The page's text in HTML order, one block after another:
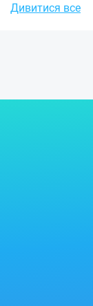
Дивитися все